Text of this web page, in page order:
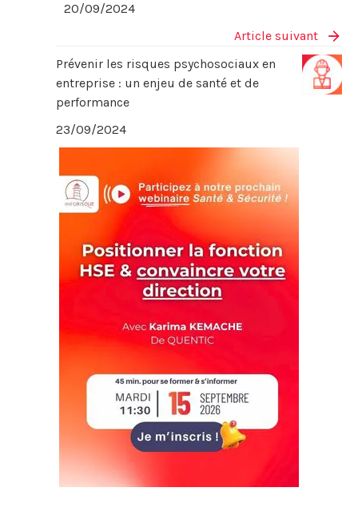
20/09/2024
Article suivant
Prévenir les risques psychosociaux en
entreprise : un enjeu de santé et de
performance
23/09/2024